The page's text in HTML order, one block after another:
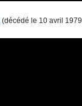
(décédé le 10 avril